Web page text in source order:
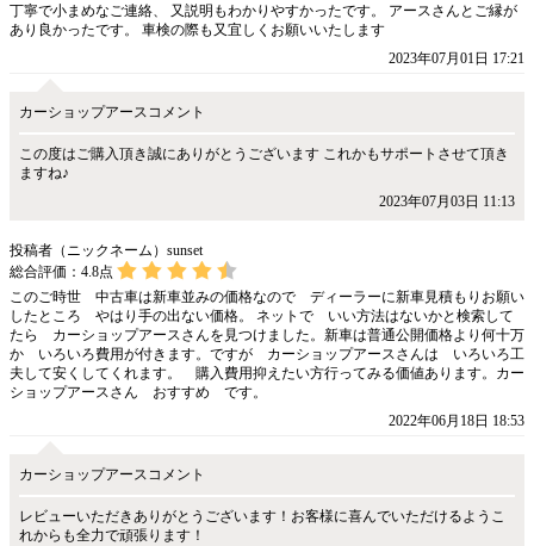
丁寧で小まめなご連絡、 又説明もわかりやすかったです。 アースさんとご縁が
あり良かったです。 車検の際も又宜しくお願いいたします
2023年07月01日 17:21
カーショップアースコメント
この度はご購入頂き誠にありがとうございます これかもサポートさせて頂き
ますね♪
2023年07月03日 11:13
投稿者（ニックネーム）sunset
総合評価： 4.8点
このご時世 中古車は新車並みの価格なので ディーラーに新車見積もりお願い
したところ やはり手の出ない価格。 ネットで いい方法はないかと検索して
たら カーショップアースさんを見つけました。新車は普通公開価格より何十万
か いろいろ費用が付きます。ですが カーショップアースさんは いろいろ工
夫して安くしてくれます。 購入費用抑えたい方行ってみる価値あります。カー
ショップアースさん おすすめ です。
2022年06月18日 18:53
カーショップアースコメント
レビューいただきありがとうございます！お客様に喜んでいただけるようこ
れからも全力で頑張ります！